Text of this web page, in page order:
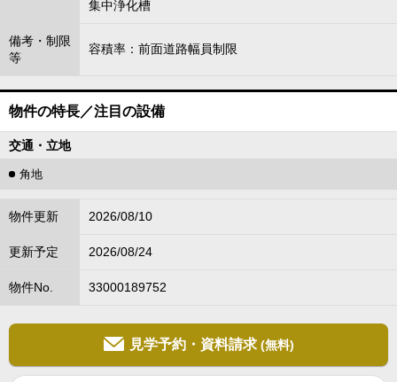
集中浄化槽
備考・制限
等
容積率：前面道路幅員制限
物件の特長／注目の設備
交通・立地
角地
物件更新 2026/08/10
更新予定 2026/08/24
物件No. 33000189752
見学予約・資料請求 (無料)